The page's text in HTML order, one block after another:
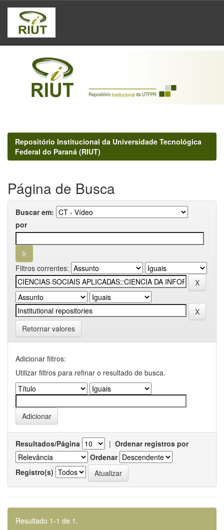
Skip
navigation
Repositório Institucional da Universidade Tecnológica
Federal do Paraná (RIUT)
Página de Busca
Buscar em:
por
Filtros correntes:
Retornar valores
Adicionar filtros:
Utilizar filtros para refinar o resultado de busca.
Resultados/Página | Ordenar registros por
Ordenar
Registro(s)
Resultado 1-1 de 1.